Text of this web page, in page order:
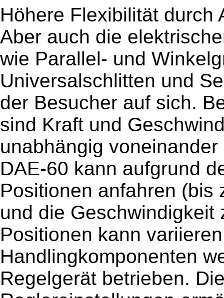
Höhere Flexibilität durch
Aber auch die
wie Parallel- und
Universalschlitten und
der Besucher auf sich.
sind Kraft und
unabhängig
DAE-60 kann aufgrund
Positionen anfahren (bis
und die
Positionen kann
Handlingkomponenten
Regelgerät betrieben.